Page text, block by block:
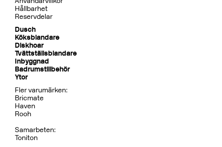
Tillbehör Inbyggnad
BOX300/300 Mattsvart